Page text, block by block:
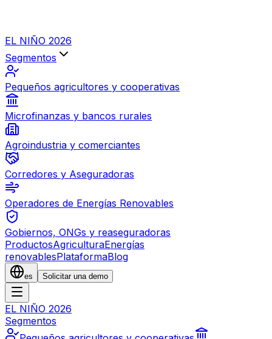
EL NIÑO 2026
Segmentos
Pequeños agricultores y cooperativas
Microfinanzas y bancos rurales
Agroindustria y comerciantes
Corredores y Aseguradoras
Operadores de Energías Renovables
Gobiernos, ONGs y reaseguradoras
ProductosAgriculturaEnergías
renovablesPlataformaBlog
es Solicitar una demo
EL NIÑO 2026
Segmentos